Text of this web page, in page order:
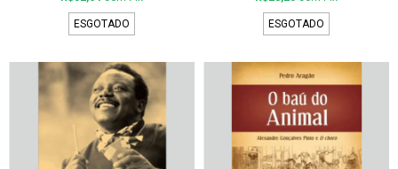
ESGOTADO ESGOTADO